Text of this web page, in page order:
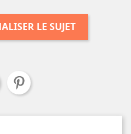
LE SUJET